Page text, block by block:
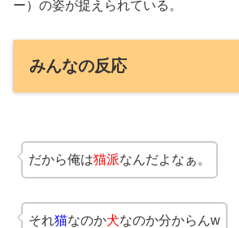
ー）の姿が捉えられている。
みんなの反応
だから俺は猫派なんだよなぁ。
それ猫なのか犬なのか分からんw